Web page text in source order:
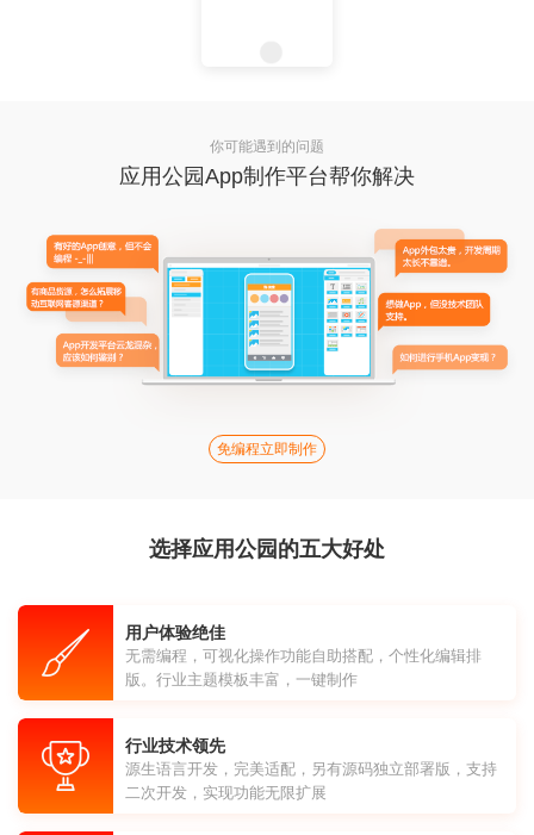
你可能遇到的问题
应用公园App制作平台帮你解决
免编程立即制作
选择应用公园的五大好处
用户体验绝佳
无需编程，可视化操作功能自助搭配，个性化编辑排
版。行业主题模板丰富，一键制作
行业技术领先
源生语言开发，完美适配，另有源码独立部署版，支持
二次开发，实现功能无限扩展